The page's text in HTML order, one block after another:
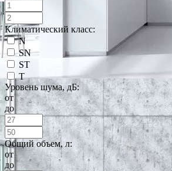
Климатический класс:
N
SN
ST
T
Уровень шума, дБ:
от
до
Общий объем, л:
от
до